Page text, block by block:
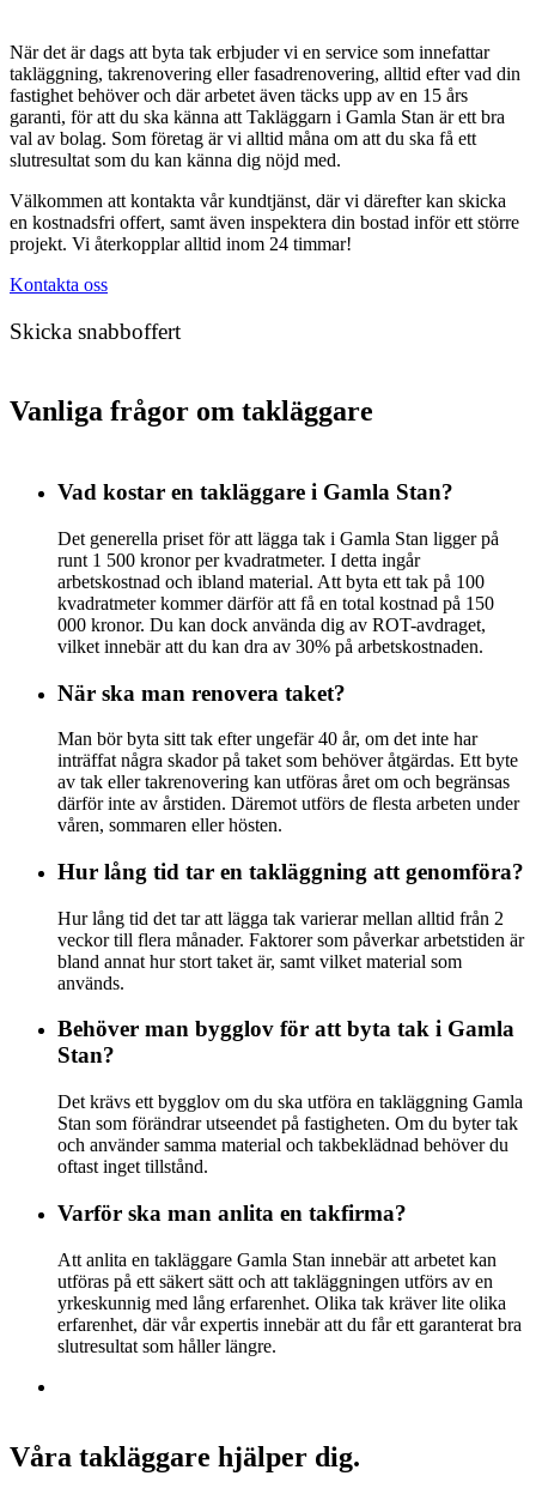
När det är dags att byta tak erbjuder vi en service som innefattar
takläggning, takrenovering eller fasadrenovering, alltid efter vad din
fastighet behöver och där arbetet även täcks upp av en 15 års
garanti, för att du ska känna att Takläggarn i Gamla Stan är ett bra
val av bolag. Som företag är vi alltid måna om att du ska få ett
slutresultat som du kan känna dig nöjd med.
Välkommen att kontakta vår kundtjänst, där vi därefter kan skicka
en kostnadsfri offert, samt även inspektera din bostad inför ett större
projekt. Vi återkopplar alltid inom 24 timmar!
Kontakta oss
Skicka snabboffert
Vanliga frågor om takläggare
Vad kostar en takläggare i Gamla Stan?
Det generella priset för att lägga tak i Gamla Stan ligger på
runt 1 500 kronor per kvadratmeter. I detta ingår
arbetskostnad och ibland material. Att byta ett tak på 100
kvadratmeter kommer därför att få en total kostnad på 150
000 kronor. Du kan dock använda dig av ROT-avdraget,
vilket innebär att du kan dra av 30% på arbetskostnaden.
När ska man renovera taket?
Man bör byta sitt tak efter ungefär 40 år, om det inte har
inträffat några skador på taket som behöver åtgärdas. Ett byte
av tak eller takrenovering kan utföras året om och begränsas
därför inte av årstiden. Däremot utförs de flesta arbeten under
våren, sommaren eller hösten.
Hur lång tid tar en takläggning att genomföra?
Hur lång tid det tar att lägga tak varierar mellan alltid från 2
veckor till flera månader. Faktorer som påverkar arbetstiden är
bland annat hur stort taket är, samt vilket material som
används.
Behöver man bygglov för att byta tak i Gamla
Stan?
Det krävs ett bygglov om du ska utföra en takläggning Gamla
Stan som förändrar utseendet på fastigheten. Om du byter tak
och använder samma material och takbeklädnad behöver du
oftast inget tillstånd.
Varför ska man anlita en takfirma?
Att anlita en takläggare Gamla Stan innebär att arbetet kan
utföras på ett säkert sätt och att takläggningen utförs av en
yrkeskunnig med lång erfarenhet. Olika tak kräver lite olika
erfarenhet, där vår expertis innebär att du får ett garanterat bra
slutresultat som håller längre.
Våra takläggare hjälper dig.